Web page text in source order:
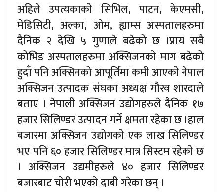
अहिले उपत्यकाको सिभिल, पाटन, केएमसी,
मेडिसिटी, अल्का, ओम, ह्याम्स अस्पतालहरुमा
दैनिक २ देखि ५ गुणाले बढेको छ ।प्राय सबै
कोभिड अस्पतालहरुमा अक्सिजनको माग बढेको
हुदाँ पनि अक्सिनको आपूर्तिमा कमी आएको नेपाल
अक्सिजन उत्पादक संघका अध्यक्ष गौरव शारदाले
बताए । नेपाली अक्सिजन उद्योगहरुले दैनिक १७
हजार सिलिण्डर उत्पादन गर्ने क्षमता रहेका छ ।हाल
बजारमा अक्सिजन उद्योगको एक लाख सिलिण्डर
भए पनि ६० हजार सिलिण्डर मात्र सिस्टम रहेको छ
। अक्सिजन उद्यमीहरुले ४० हजार सिलिण्डर
बजारबाट चोरी भएको दाबी गरेका छन् ।